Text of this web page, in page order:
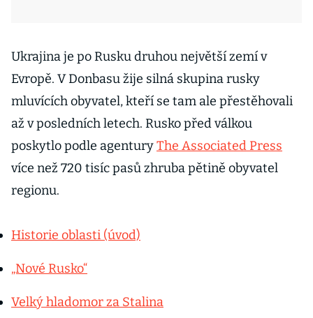
Ukrajina je po Rusku druhou největší zemí v
Evropě. V Donbasu žije silná skupina rusky
mluvících obyvatel, kteří se tam ale přestěhovali
až v posledních letech. Rusko před válkou
poskytlo podle agenturyThe Associated Press
více než 720 tisíc pasů zhruba pětině obyvatel
regionu.
Historie oblasti (úvod)
„Nové Rusko“
Velký hladomor za Stalina